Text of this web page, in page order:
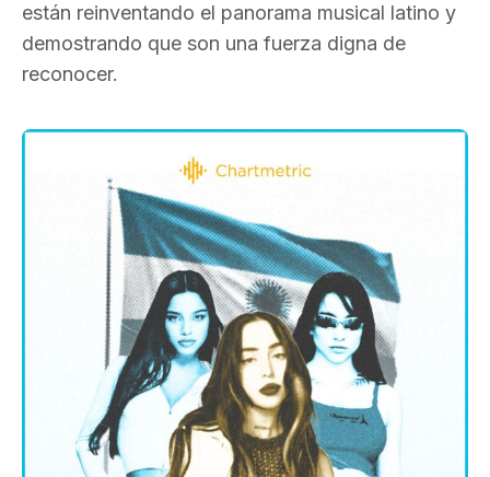
están reinventando el panorama musical latino y
demostrando que son una fuerza digna de
reconocer.